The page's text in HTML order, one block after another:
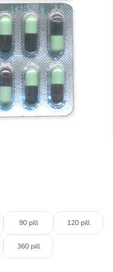
90 pill 120 pill
360 pill